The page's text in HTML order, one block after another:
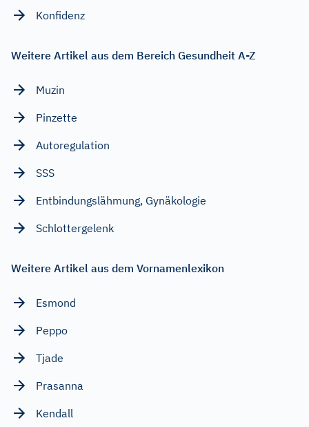
Konfidenz
Weitere Artikel aus dem Bereich Gesundheit A-Z
Muzin
Pinzette
Autoregulation
SSS
Entbindungslähmung, Gynäkologie
Schlottergelenk
Weitere Artikel aus dem Vornamenlexikon
Esmond
Peppo
Tjade
Prasanna
Kendall